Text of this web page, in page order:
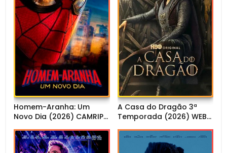
Homem-Aranha: Um
Novo Dia (2026) CAMRIP
A Casa do Dragão 3ª
Temporada (2026) WEB-